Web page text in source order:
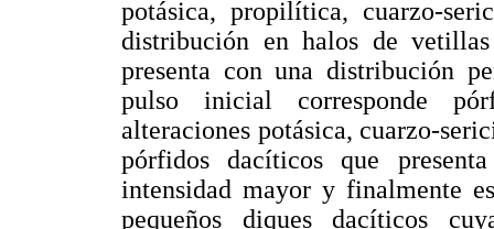
potásica, propilítica, cuarzo-
distribución en halos de
presenta con una distribución
pulso inicial corresponde
alteraciones potásica, cuarzo-
pórfidos dacíticos que
intensidad mayor y finalmente
pequeños diques dacíticos